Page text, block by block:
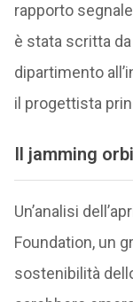
rapporto
è stata scritta
dipartimento
il progettista
Il jamming
Un’analisi
Foundation, un
sostenibilità